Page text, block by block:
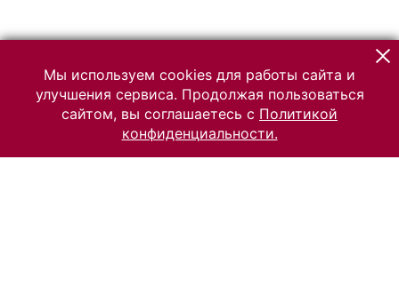
Мы используем cookies для работы сайта и
улучшения сервиса. Продолжая пользоваться
сайтом, вы соглашаетесь с Политикой
конфиденциальности.